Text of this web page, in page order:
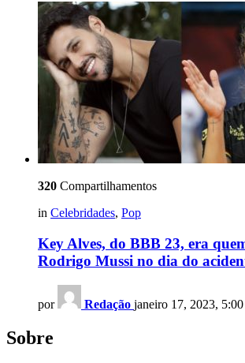
320 Compartilhamentos
in Celebridades, Pop
Key Alves, do BBB 23, era
Rodrigo Mussi no dia do
por Redação janeiro 17, 2023,
Sobre